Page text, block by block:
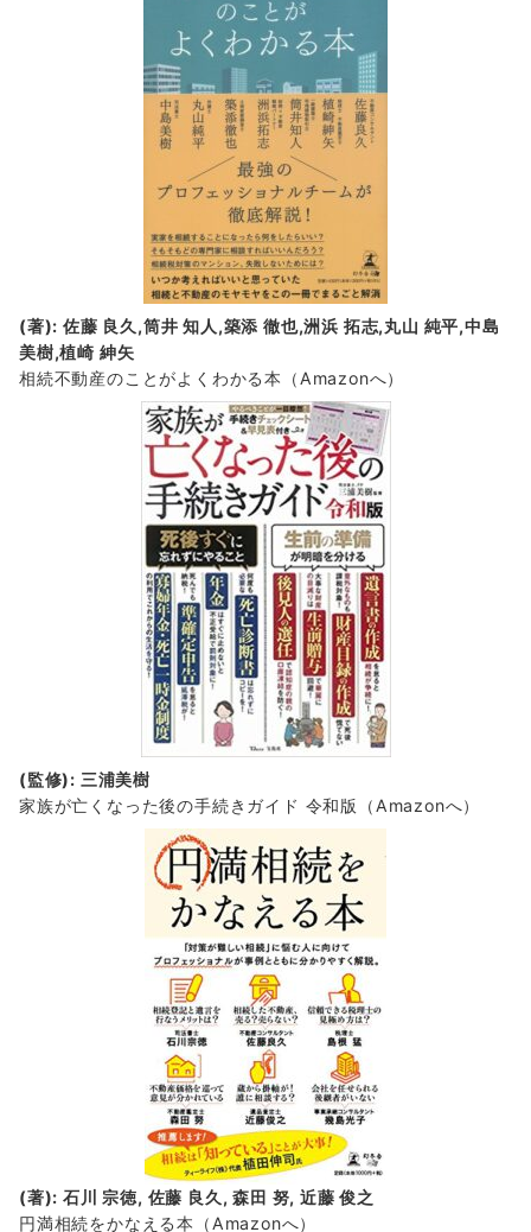
(著): 佐藤 良久,筒井 知人,築添 徹也,洲浜 拓志,丸山 純平,中島
美樹,植崎 紳矢
相続不動産のことがよくわかる本（Amazonへ）
(監修): 三浦美樹
家族が亡くなった後の手続きガイド 令和版（Amazonへ）
(著): 石川 宗徳, 佐藤 良久, 森田 努, 近藤 俊之
円満相続をかなえる本（Amazonへ）